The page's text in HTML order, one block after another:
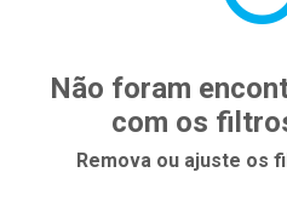
Não foram
com os
Remova ou ajuste os